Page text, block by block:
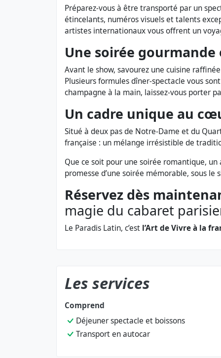
Préparez-vous à être transporté par un
étincelants, numéros visuels et talents
artistes internationaux vous offrent un
Une soirée
Avant le show, savourez une cuisine
Plusieurs formules dîner-spectacle vous
champagne à la main, laissez-vous porter
Un cadre unique au
Situé à deux pas de Notre-Dame et du
française : un mélange irrésistible de
Que ce soit pour une soirée romantique,
promesse d’une soirée mémorable, sous le
Réservez dès
magie du cabaret
Le Paradis Latin, c’est l’Art de Vivre à la
Les services
Comprend
Déjeuner spectacle et boissons
Transport en autocar